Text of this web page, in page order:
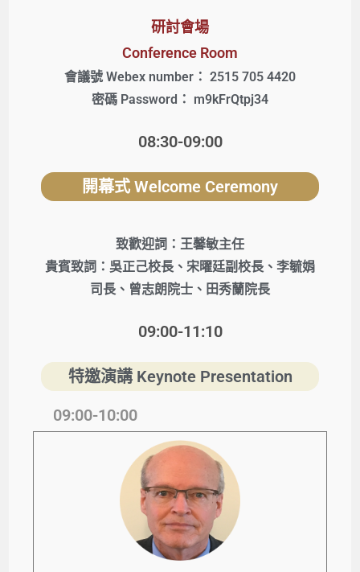
研討會場
Conference Room
會議號 Webex number： 2515 705 4420
密碼 Password： m9kFrQtpj34
08:30-09:00
開幕式 Welcome Ceremony
致歡迎詞：王馨敏主任
貴賓致詞：吳正己校長、宋曜廷副校長、李毓娟
司長、曾志朗院士、田秀蘭院長
09:00-11:10
特邀演講 Keynote Presentation
09:00-10:00